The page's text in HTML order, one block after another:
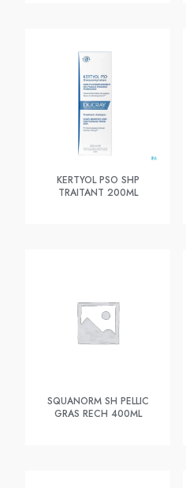
KERTYOL PSO SHP
TRAITANT 200ML
SQUANORM SH PELLIC
GRAS RECH 400ML